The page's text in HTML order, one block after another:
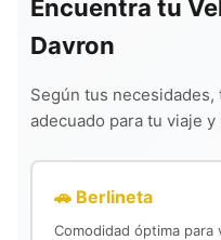
Encuentra tu
Davron
Según tus
adecuado para tu viaje
🚗 Berlineta
Comodidad óptima para